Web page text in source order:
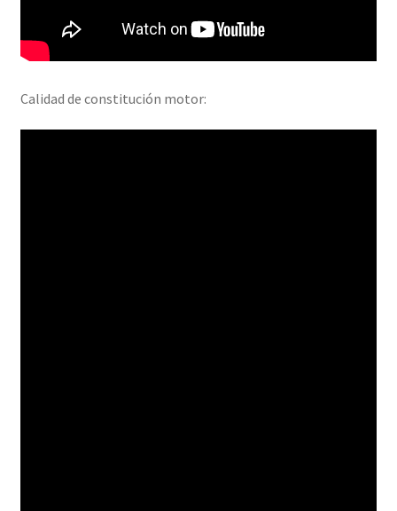
Calidad de constitución motor: